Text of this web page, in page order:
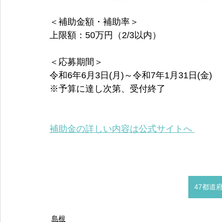
＜補助金額・補助率＞
上限額：50万円（2/3以内）
＜応募期間＞
令和6年6月3日(月)～令和7年1月31日(金)
※予算に達し次第、受付終了
補助金の詳しい内容は公式サイトへ
47都道
島根